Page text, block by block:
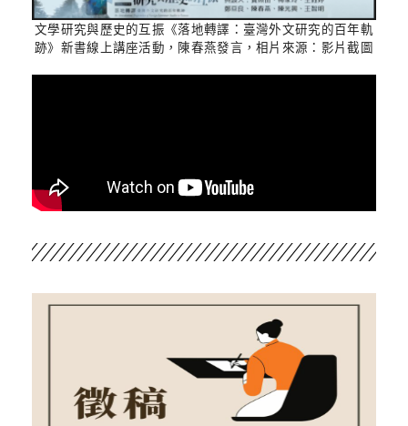
文學研究與歷史的互振《落地轉譯：臺灣外文研究的百年軌
跡》新書線上講座活動，陳春燕發言，相片來源：影片截圖